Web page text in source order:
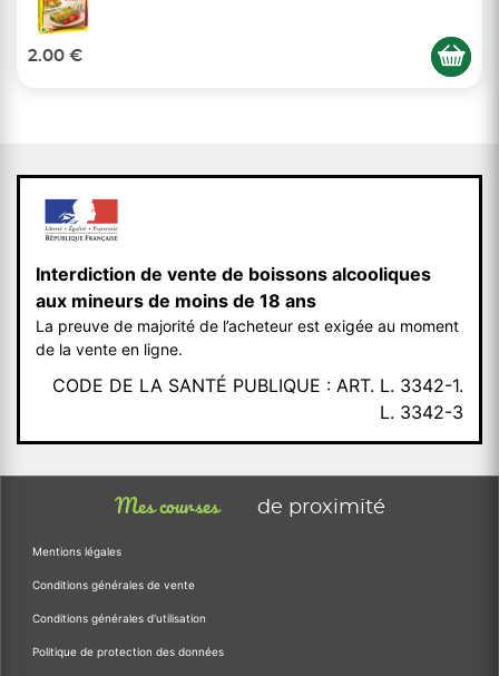
2.00 €
Interdiction de vente de boissons alcooliques
aux mineurs de moins de 18 ans
La preuve de majorité de l’acheteur est exigée au moment
de la vente en ligne.
CODE DE LA SANTÉ PUBLIQUE : ART. L. 3342-1.
L. 3342-3
Mes courses de proximité
Mentions légales
Conditions générales de vente
Conditions générales d'utilisation
Politique de protection des données